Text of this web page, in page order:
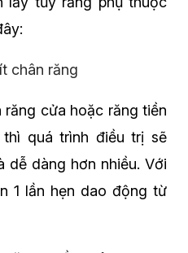
chân răng
cửa hoặc răng tiền
quá trình điều trị sẽ
dễ dàng hơn nhiều. Với
1 lần hẹn dao động từ